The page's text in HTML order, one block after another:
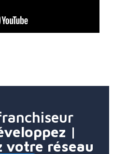
|
votre réseau